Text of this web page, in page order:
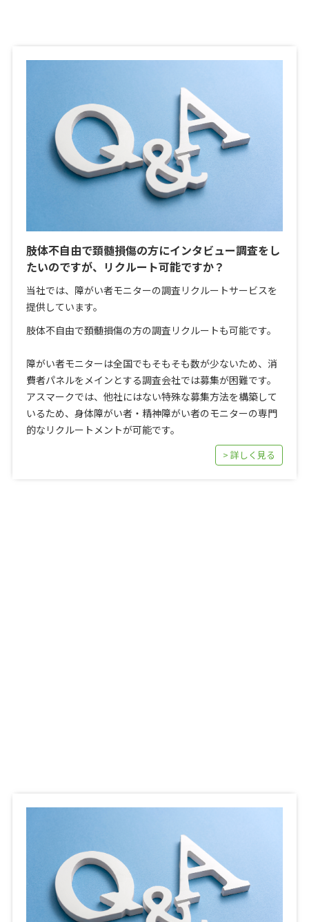
肢体不自由で頚髄損傷の方にインタビュー調査をし
たいのですが、リクルート可能ですか？
当社では、障がい者モニターの調査リクルートサービスを
提供しています。
肢体不自由で頚髄損傷の方の調査リクルートも可能です。
障がい者モニターは全国でもそもそも数が少ないため、消
費者パネルをメインとする調査会社では募集が困難です。
アスマークでは、他社にはない特殊な募集方法を構築して
いるため、身体障がい者・精神障がい者のモニターの専門
的なリクルートメントが可能です。
> 詳しく見る